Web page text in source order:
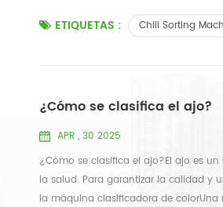
ETIQUETAS : Chili Sorting
¿Cómo se clasifica el ajo?
APR , 30 2025
¿Cómo se clasifica el ajo?El ajo es
la salud. Para garantizar la calidad y
la máquina clasificadora de